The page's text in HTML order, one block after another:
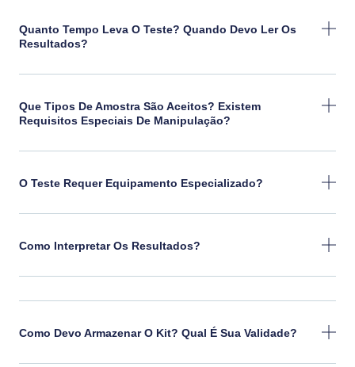
Quanto Tempo Leva O Teste? Quando Devo Ler Os
Resultados?
Que Tipos De Amostra São Aceitos? Existem
Requisitos Especiais De Manipulação?
O Teste Requer Equipamento Especializado?
Como Interpretar Os Resultados?
Como Devo Armazenar O Kit? Qual É Sua Validade?